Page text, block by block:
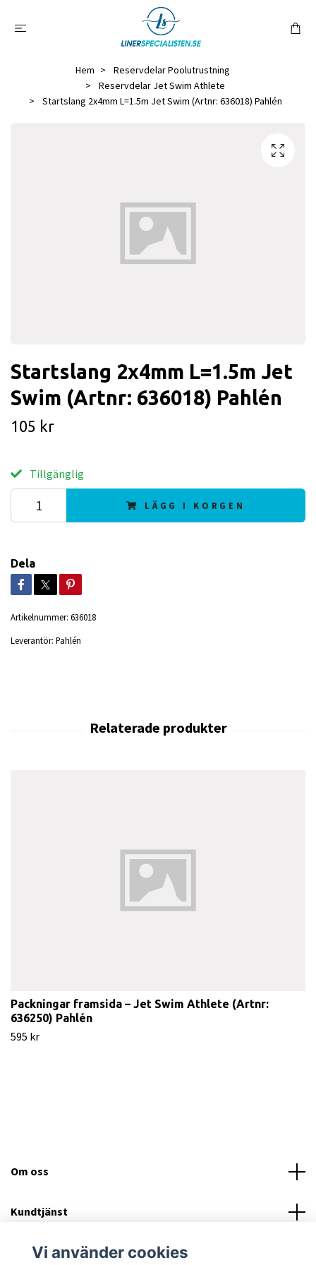
Hem
Reservdelar Poolutrustning
Reservdelar Jet Swim Athlete
Startslang 2x4mm L=1.5m Jet Swim (Artnr: 636018) Pahlén
Startslang 2x4mm L=1.5m Jet
Swim (Artnr: 636018) Pahlén
105 kr
Tillgänglig
LÄGG I KORGEN
Dela
Artikelnummer: 636018
Leverantör: Pahlén
Packningar framsida – Jet Swim Athlete (Artnr:
636250) Pahlén
595 kr
Om oss
Kundtjänst
Läs merVi använder cookies